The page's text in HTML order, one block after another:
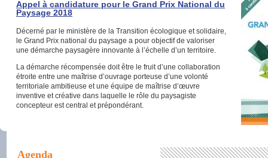
Appel à candidature pour le Grand Prix National du
Paysage 2018
Décerné par le ministère de la Transition écologique et solidaire,
le Grand Prix national du paysage a pour objectif de valoriser
une démarche paysagère innovante à l’échelle d’un territoire.
La démarche récompensée doit être le fruit d’une collaboration
étroite entre une maîtrise d’ouvrage porteuse d’une volonté
territoriale ambitieuse et une équipe de maîtrise d’œuvre
inventive et créative dans laquelle le rôle du paysagiste
concepteur est central et prépondérant.
Agenda